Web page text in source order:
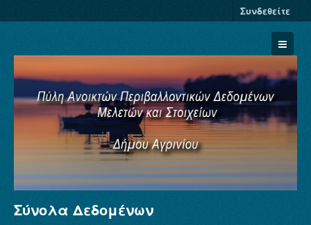
Συνδεθείτε
Σύνολα Δεδομένων
Σύνολα Δεδομένων